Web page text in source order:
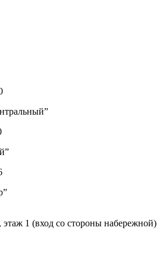
1 (вход со стороны набережной)